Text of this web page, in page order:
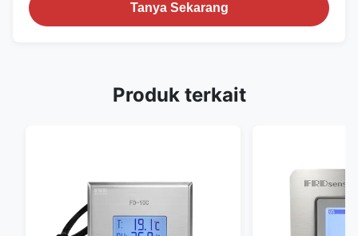
Tanya Sekarang
Produk terkait